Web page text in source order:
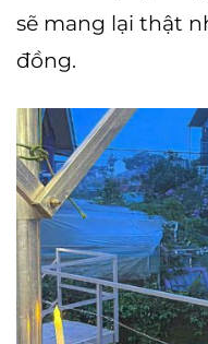
sẽ mang lại thật
đồng.